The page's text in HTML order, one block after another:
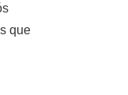
que